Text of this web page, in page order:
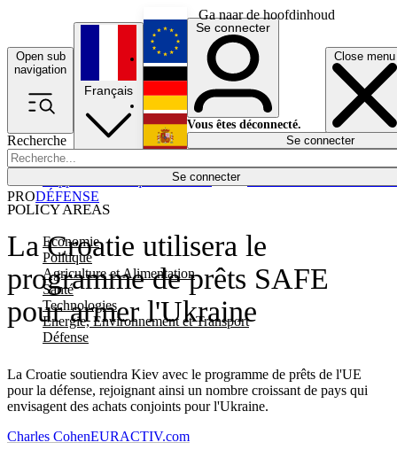
Ga naar de hoofdinhoud
Open sub
navigation
Close menu
Recherche
Se connecter
POLICY AREAS
Economie
Politique
Agriculture et Alimentation
Santé
Technologies
Energie, Environnement et Transport
Défense
Économie
Français
English
Deutsch
Español
Se connecter
Vous êtes déconnecté.
Se connecter
La Croatie utilisera le
programme de prêts SAFE
pour armer l'Ukraine
La Croatie soutiendra Kiev avec le programme de prêts de l'UE
pour la défense, rejoignant ainsi un nombre croissant de pays qui
envisagent des achats conjoints pour l'Ukraine.
PRODÉFENSE
Charles CohenEURACTIV.com